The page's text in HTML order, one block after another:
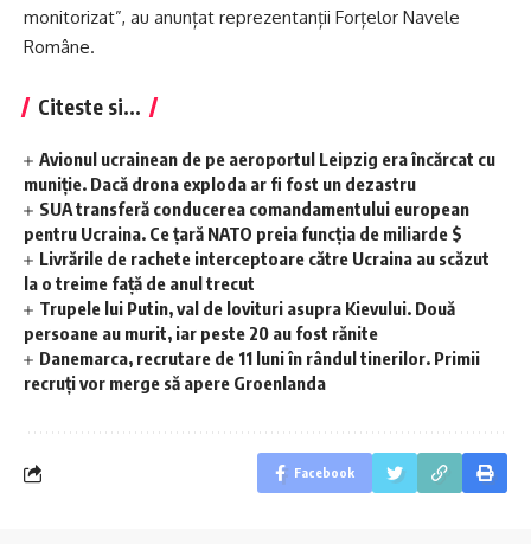
monitorizat”, au anunțat reprezentanții Forțelor Navele
Române.
Citeste si...
Avionul ucrainean de pe aeroportul Leipzig era încărcat cu
muniție. Dacă drona exploda ar fi fost un dezastru
SUA transferă conducerea comandamentului european
pentru Ucraina. Ce țară NATO preia funcția de miliarde $
Livrările de rachete interceptoare către Ucraina au scăzut
la o treime față de anul trecut
Trupele lui Putin, val de lovituri asupra Kievului. Două
persoane au murit, iar peste 20 au fost rănite
Danemarca, recrutare de 11 luni în rândul tinerilor. Primii
recruți vor merge să apere Groenlanda
Facebook